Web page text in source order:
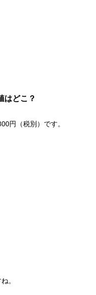
はどこ？
円（税別）です。
。